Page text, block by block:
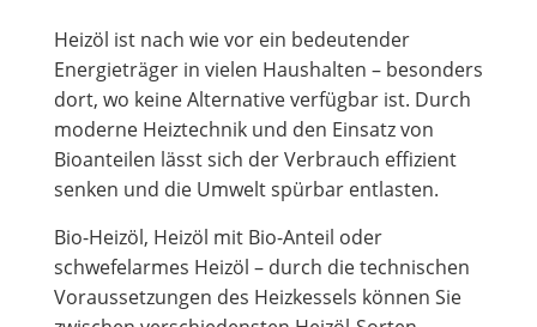
Heizöl ist nach wie vor ein bedeutender
Energieträger in vielen Haushalten – besonders
dort, wo keine Alternative verfügbar ist. Durch
moderne Heiztechnik und den Einsatz von
Bioanteilen lässt sich der Verbrauch effizient
senken und die Umwelt spürbar entlasten.
Bio-Heizöl, Heizöl mit Bio-Anteil oder
schwefelarmes Heizöl – durch die technischen
Voraussetzungen des Heizkessels können Sie